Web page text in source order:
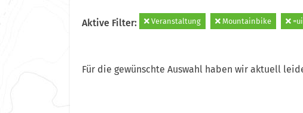
Aktive Filter: Veranstaltung Mountainbike
Für die gewünschte Auswahl haben wir aktuell